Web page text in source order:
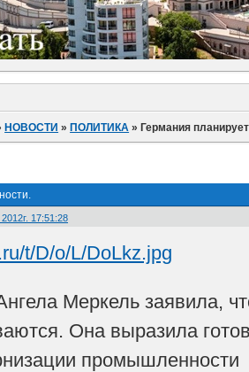
НОВОСТИ »ПОЛИТИКА »Германия
17:51:28
Меркель заявила,
Она выразила
промышленности